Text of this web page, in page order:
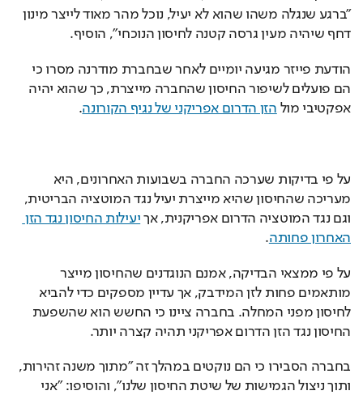
"ברגע שנגלה משהו שהוא לא יעיל, נוכל מהר מאוד לייצר מינון
דחף שיהיה מעין גרסה קטנה לחיסון הנוכחי", הוסיף.
הודעת פייזר מגיעה יומיים לאחר שבחברת מודרנה מסרו כי
הם פועלים לשיפור החיסון שהחברה מייצרת, כך שהוא יהיה
אפקטיבי מול הזן הדרום אפריקני של נגיף הקורונה.
על פי בדיקות שערכה החברה בשבועות האחרונים, היא
מעריכה שהחיסון שהיא מייצרת יעיל נגד המוטציה הבריטית,
וגם נגד המוטציה הדרום אפריקנית, אך
יעילות החיסון נגד הזן
האחרון פחותה.
על פי ממצאי הבדיקה, אמנם הנוגדנים שהחיסון מייצר
מותאמים פחות לזן המידבק, אך עדיין מספקים כדי להביא
לחיסון מפני המחלה. בחברה ציינו כי החשש הוא שהשפעת
החיסון נגד הזן הדרום אפריקני תהיה קצרה יותר.
בחברה הסבירו כי הם נוקטים במהלך זה "מתוך משנה זהירות,
ותוך ניצול הגמישות של שיטת החיסון שלנו", והוסיפו: "אני